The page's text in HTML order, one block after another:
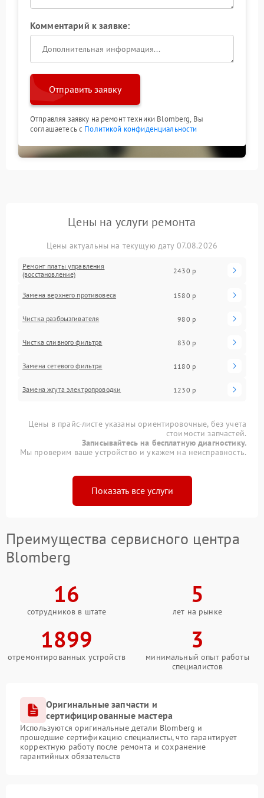
Комментарий к заявке:
Отправить заявку
Отправляя заявку на ремонт техники Blomberg, Вы
соглашаетесь с Политикой конфиденциальности
Цены на услуги ремонта
Цены актуальны на текущую дату 07.08.2026
Ремонт платы управления
(восстановление)
2430 р
Замена верхнего противовеса 1580 р
Чистка разбрызгивателя 980 р
Чистка сливного фильтра 830 р
Замена сетевого фильтра 1180 р
Замена жгута электропроводки 1230 р
Цены в прайс-листе указаны ориентировочные, без учета
стоимости запчастей.
Записывайтесь на бесплатную диагностику.
Мы проверим ваше устройство и укажем на неисправность.
Показать все услуги
Преимущества сервисного центра
Blomberg
16
сотрудников в штате
5
лет на рынке
1899
отремонтированных устройств
3
минимальный опыт работы
специалистов
Оригинальные запчасти и
сертифицированные мастера
Используются оригинальные детали Blomberg и
прошедшие сертификацию специалисты, что гарантирует
корректную работу после ремонта и сохранение
гарантийных обязательств